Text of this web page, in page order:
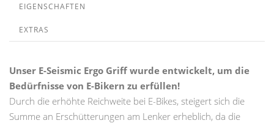
EIGENSCHAFTEN
EXTRAS
Unser E-Seismic Ergo Griff wurde entwickelt, um die
Bedürfnisse von E-Bikern zu erfüllen!
Durch die erhöhte Reichweite bei E-Bikes, steigert sich die
Summe an Erschütterungen am Lenker erheblich, da die